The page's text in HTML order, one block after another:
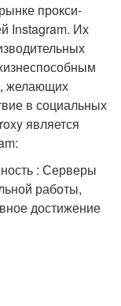
прокси-
Instagram. Их
желающих
в социальных
является
: Серверы
работы,
достижение